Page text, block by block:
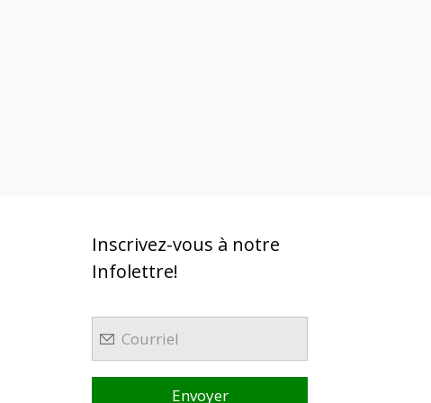
Inscrivez-vous à notre
Infolettre!